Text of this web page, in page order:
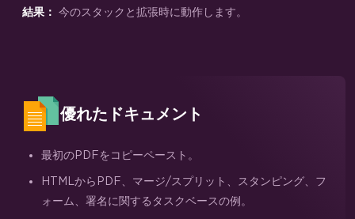
結果： 今のスタックと拡張時に動作します。
優れたドキュメント
最初のPDFをコピーペースト。
HTMLからPDF、マージ/スプリット、スタンピング、フ
ォーム、署名に関するタスクベースの例。